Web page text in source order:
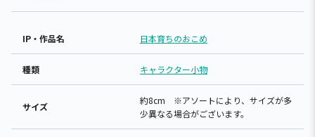
IP・作品名 日本育ちのおこめ
種類 キャラクター小物
サイズ
約8cm ※アソートにより、サイズが多
少異なる場合がございます。